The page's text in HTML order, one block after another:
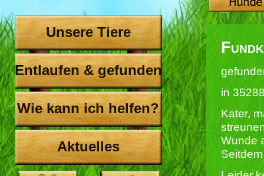
Unsere Tiere
Entlaufen & gefunden
Wie kann ich helfen?
Aktuelles
in
Kater,
Wunde